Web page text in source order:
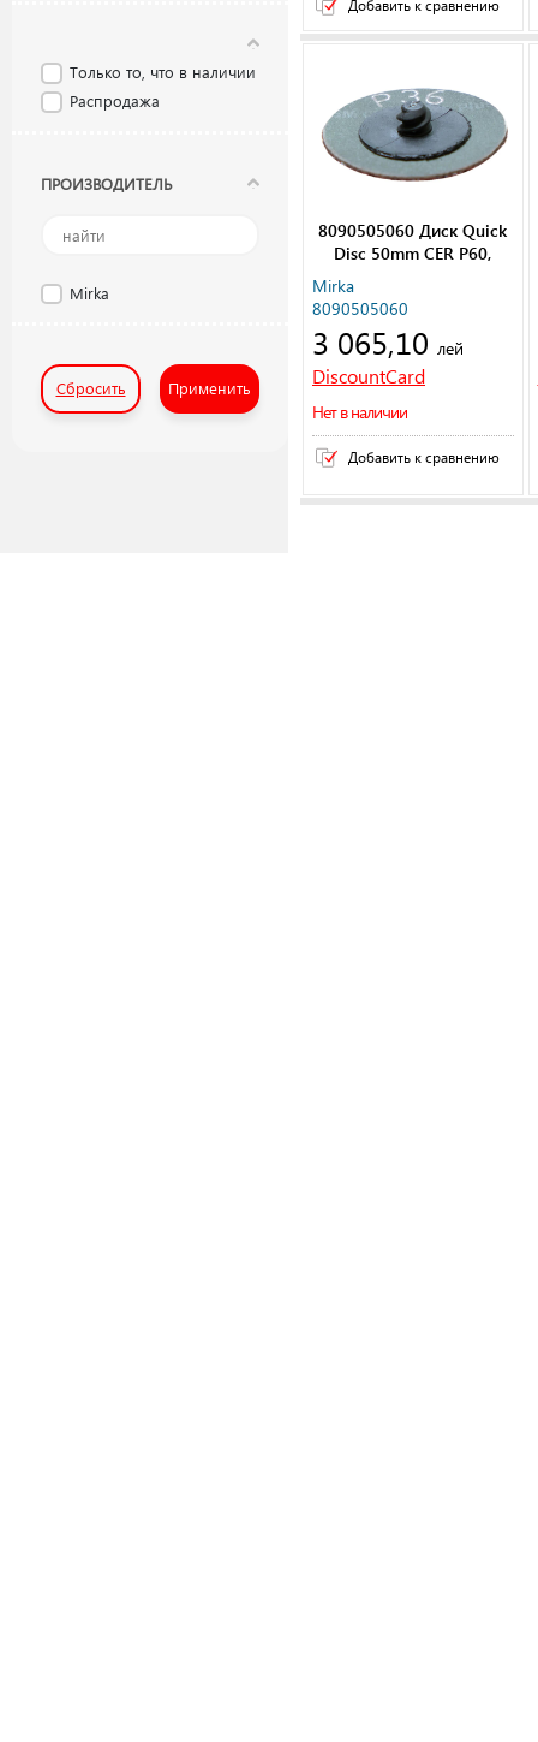
Только то, что в наличии
Распродажа
ПРОИЗВОДИТЕЛЬ
Mirka
Сбросить Применить
Добавить к сравнению
8090505060 Диск Quick
Disc 50mm CER P60,
Mirka
8090505060
3 065,10 лей
DiscountCard
Нет в наличии
Добавить к сравнению